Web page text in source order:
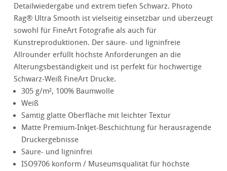
Detailwiedergabe und extrem tiefen Schwarz. Photo
Rag® Ultra Smooth ist vielseitig einsetzbar und überzeugt
sowohl für FineArt Fotografie als auch für
Kunstreproduktionen. Der säure- und ligninfreie
Allrounder erfüllt höchste Anforderungen an die
Alterungsbeständigkeit und ist perfekt für hochwertige
Schwarz-Weiß FineArt Drucke.
305 g/m², 100% Baumwolle
Weiß
Samtig glatte Oberfläche mit leichter Textur
Matte Premium-Inkjet-Beschichtung für herausragende
Druckergebnisse
Säure- und ligninfrei
ISO9706 konform / Museumsqualität für höchste